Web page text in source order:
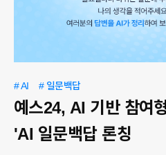
# AI # 일문백답
예스24, AI 기반 참여
'AI 일문백답 론칭